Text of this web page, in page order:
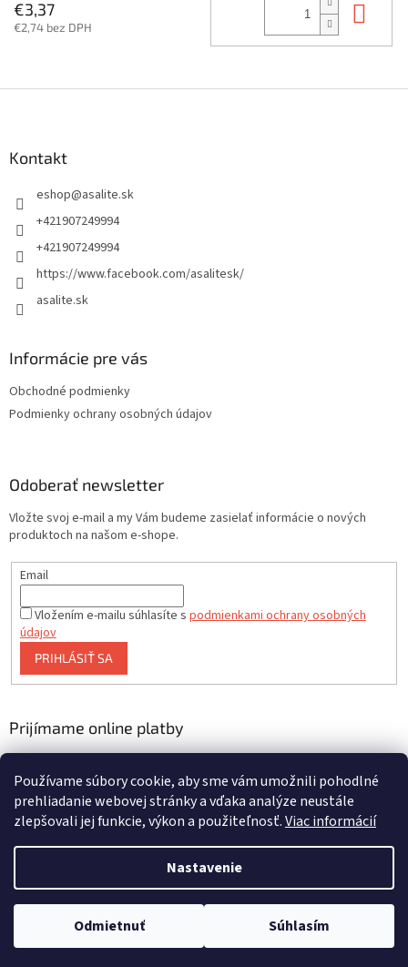
Používame súbory cookie, aby sme vám umožnili pohodlné
prehliadanie webovej stránky a vďaka analýze neustále
zlepšovali jej funkcie, výkon a použiteľnosť.Viac informácií
Nastavenie
Odmietnuť Súhlasím
€3,37
€2,74 bez DPH
Kontakt
eshop@asalite.sk
+421907249994
+421907249994
https://www.facebook.com/asalitesk/
asalite.sk
Informácie pre vás
Obchodné podmienky
Podmienky ochrany osobných údajov
Odoberať newsletter
Vložte svoj e-mail a my Vám budeme zasielať informácie o nových
produktoch na našom e-shope.
Email
Vložením e-mailu súhlasíte s podmienkami ochrany osobných
údajov
PRIHLÁSIŤ SA
Prijímame online platby
Copyright 2026asalite.sk. Všetky práva vyhradené.Upraviť